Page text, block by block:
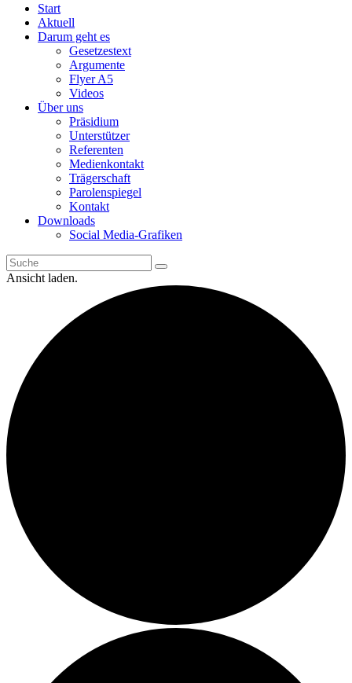
Start
Aktuell
Darum geht es
Gesetzestext
Argumente
Flyer A5
Videos
Über uns
Präsidium
Unterstützer
Referenten
Medienkontakt
Trägerschaft
Parolenspiegel
Kontakt
Downloads
Social Media-Grafiken
Ansicht laden.